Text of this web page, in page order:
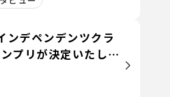
ンデペンデンツクラ
プリが決定いたしま